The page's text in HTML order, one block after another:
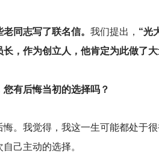
同志写了联名信。 我们提出， “光
，作为创立人，他肯定为此做了
有后悔当初的选择吗？
悔。我觉得，我这一生可能都处于
己主动的选择。